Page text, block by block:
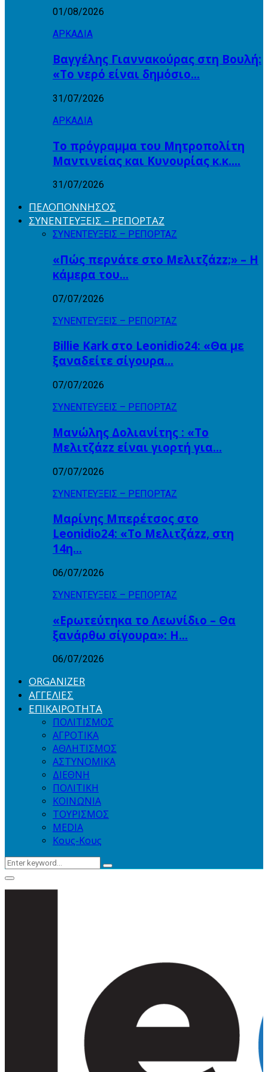
01/08/2026
ΑΡΚΑΔΙΑ
Βαγγέλης Γιαννακούρας στη Βουλή:
«Το νερό είναι δημόσιο…
31/07/2026
ΑΡΚΑΔΙΑ
Το πρόγραμμα του Μητροπολίτη
Μαντινείας και Κυνουρίας κ.κ….
31/07/2026
ΠΕΛΟΠΟΝΝΗΣΟΣ
ΣΥΝΕΝΤΕΥΞΕΙΣ – ΡΕΠΟΡΤΑΖ
ΣΥΝΕΝΤΕΥΞΕΙΣ – ΡΕΠΟΡΤΑΖ
«Πώς περνάτε στο Μελιτζάzz;» – Η
κάμερα του…
07/07/2026
ΣΥΝΕΝΤΕΥΞΕΙΣ – ΡΕΠΟΡΤΑΖ
Billie Kark στο Leonidio24: «Θα με
ξαναδείτε σίγουρα…
07/07/2026
ΣΥΝΕΝΤΕΥΞΕΙΣ – ΡΕΠΟΡΤΑΖ
Μανώλης Δολιανίτης : «Το
Μελιτζάzz είναι γιορτή για…
07/07/2026
ΣΥΝΕΝΤΕΥΞΕΙΣ – ΡΕΠΟΡΤΑΖ
Μαρίνης Μπερέτσος στο
Leonidio24: «Το Μελιτζάzz, στη
14η…
06/07/2026
ΣΥΝΕΝΤΕΥΞΕΙΣ – ΡΕΠΟΡΤΑΖ
«Ερωτεύτηκα το Λεωνίδιο – Θα
ξανάρθω σίγουρα»: Η…
06/07/2026
ORGANIZER
ΑΓΓΕΛΙΕΣ
ΕΠΙΚΑΙΡΟΤΗΤΑ
ΠΟΛΙΤΙΣΜΟΣ
ΑΓΡΟΤΙΚΑ
ΑΘΛΗΤΙΣΜΟΣ
ΑΣΤΥΝΟΜΙΚΑ
ΔΙΕΘΝΗ
ΠΟΛΙΤΙΚΗ
ΚΟΙΝΩΝΙΑ
ΤΟΥΡΙΣΜΟΣ
MEDIA
Κους-Κους
Search
Search
Primary
Menu